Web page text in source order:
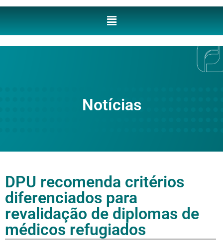
Notícias
DPU recomenda critérios
diferenciados para
revalidação de diplomas de
médicos refugiados